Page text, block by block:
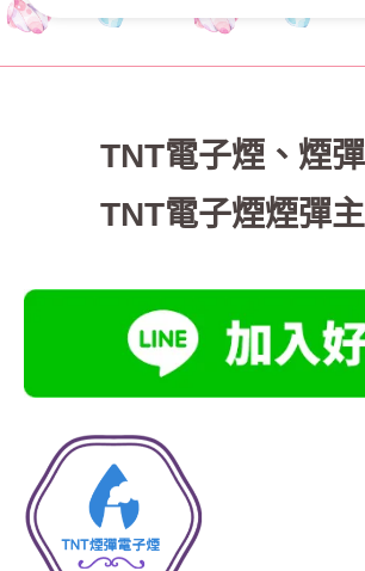
TNT電子煙 、 煙
TNT電子煙煙彈